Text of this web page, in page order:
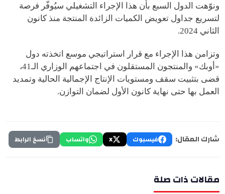
ونوّهت الدول السبع بأن هذا الإجراء التشغيلي سيُوفّر فرصة
لتسريع جداول تعويض الكميات الزائدة المنتجة منذ كانون
الثاني 2024.
وتزامن هذا الإجراء مع قرار استراتيجي موسع اتخذته دول
«أوبك» والمنتجون المستقلون في اجتماعهم الوزاري الـ41،
قضى بتثبيت سقف ومستويات الإنتاج الإجمالية الحالية وتمديد
العمل بها حتى نهاية كانون الأول لضمان التوازن.
شارك المقال: فيسبوك X واتساب نسخ الرابط
مقالات ذات صلة